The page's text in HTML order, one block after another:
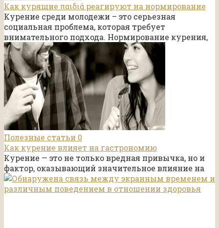
Как курящие παιδιά реагируют на нормирование
Курение среди молодежи – это серьезная
социальная проблема, которая требует
внимательного подхода. Нормирование курения,
Полезные статьи 0
Как курение влияет на гастрономию
Курение — это не только вредная привычка, но и
фактор, оказывающий значительное влияние на